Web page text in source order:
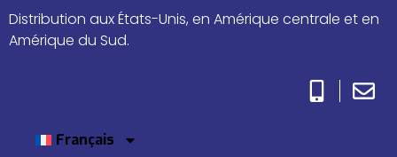
Distribution aux États-Unis, en Amérique centrale et en
Amérique du Sud.
Français